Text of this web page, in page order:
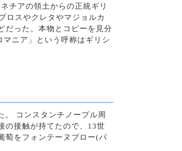
チアの領土からの正統ギリ
ロスやクレタやマジョルカ
だった。本物とコピーを見分
ニア」という呼称はギリシ
。 コンスタンチノープル周
の接触が持てたので、13世
萄をフォンテーヌブロー(パ